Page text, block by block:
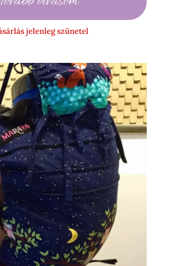
jelenleg szünetel